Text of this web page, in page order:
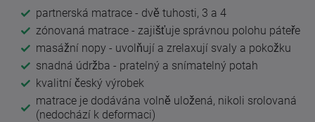
partnerská matrace - dvě tuhosti, 3 a 4
zónovaná matrace - zajišťuje správnou polohu páteře
masážní nopy - uvolňují a zrelaxují svaly a pokožku
snadná údržba - pratelný a snímatelný potah
kvalitní český výrobek
matrace je dodávána volně uložená, nikoli srolovaná
(nedochází k deformaci)